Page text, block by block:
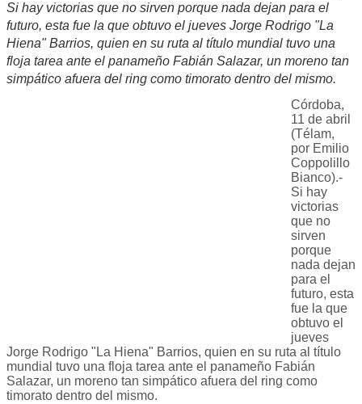
Si hay victorias que no sirven porque nada dejan para el
futuro, esta fue la que obtuvo el jueves Jorge Rodrigo "La
Hiena" Barrios, quien en su ruta al título mundial tuvo una
floja tarea ante el panameño Fabián Salazar, un moreno tan
simpático afuera del ring como timorato dentro del mismo.
Córdoba,
11 de abril
(Télam,
por Emilio
Coppolillo
Bianco).-
Si hay
victorias
que no
sirven
porque
nada dejan
para el
futuro, esta
fue la que
obtuvo el
jueves
Jorge Rodrigo "La Hiena" Barrios, quien en su ruta al título
mundial tuvo una floja tarea ante el panameño Fabián
Salazar, un moreno tan simpático afuera del ring como
timorato dentro del mismo.